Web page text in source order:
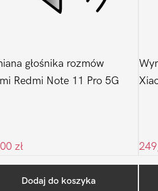
głośnika rozmów
Redmi Note 11 Pro 5G
zł
Dodaj do koszyka